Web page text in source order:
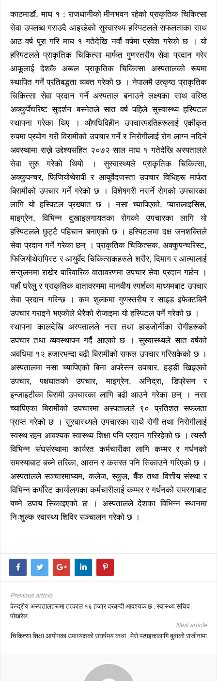
काठमाडौं, माघ १ : राजधानीको मीनभवन रहेको प्राकृतिक चिकित्सा
सेवा उपलब्ध गराउदै आइरहेको सुस्वास्थ्य हस्पिटलले सफलताका साथ
आठ वर्ष पूरा गरि माघ १ गतेदेखि नवौं वर्षमा प्रवेश गरेको छ । यो
हस्पिटलले प्राकृतिक चिकित्सा मार्फत गुणस्तरीय सेवा प्रदान गरेर
आफूलाई देशकै अब्बल प्राकृतिक चिकित्सा अस्पतालको रूपमा
स्थापित गर्ने प्रतिबद्धता व्यक्त गरेको छ । नेपालमै उत्कृष्ठ प्राकृतिक
चिकित्सा सेवा प्रदान गर्ने अस्पताल बनाउने लक्ष्यका साथ वरिष्ठ
अक्कुपँचरिष्ट सुदर्शन बस्नेतले सात वर्ष पहिले सुस्वास्थ्य हस्पिटल
स्थापना गरेका थिए । औषधिविहीन उपचारपद्दतिहरूलाई एकीकृत
रुपमा प्रयोग गरी विरामीको उपचार गर्ने र निरोगीलाई रोग लाग्न नदिने
अवस्थामा राख्ने उद्देश्यसहित २०७२ साल माघ १ गतेदेखि अस्पतालले
सेवा सुरु गरेको थियो । सुस्वास्थ्यले प्राकृतिक चिकित्सा,
अक्कुपन्चर, फिजियोथेरापी र आयुर्वेदजस्ता उपचार विधिहरू मार्फत
बिरामीको उपचार गर्ने गरेको छ । विशेषगरी नसर्ने रोगको उपचारका
लागि यो हस्पिटल प्रख्यात छ । नसा च्यापिएको, प्यारालाइसिस,
माइग्रेन, विभिन्न दुखाइलगायतका रोगको उपचारका लागि यो
हस्पिटलले छुट्टै पहिचान बनाएको छ । हस्पिटलमा दक्ष जनशक्तिले
सेवा प्रदान गर्ने गरेका छन् । प्राकृतिक चिकित्सक, अक्कुपन्चरिस्ट,
फिजियोथेरापिस्ट र आयुर्वेद चिकित्सकहरुले शरीर, दिमाग र आत्मालाई
सन्तुलनमा राखेर पारिवारिक वातावरणमा उपचार सेवा प्रदान गर्छन ।
यहाँ घरेलु र प्राकृतिक वातावरणमा मानवीय स्पर्शका माध्यमबाट उपचार
सेवा प्रदान गरिन्छ । कम शुल्कमा गुणस्तरीय र साइड इफेक्टबिनै
उपचार गराइने भएकोले धेरैको रोजाइमा यो हस्पिटल पर्ने गरेको छ ।
स्थापना कालदेखि अस्पतालले नसा तथा हाडजोर्नीका रोगीहरूको
उपचार तथा व्यवस्थापन गर्दै आएको छ । सुस्वास्थ्यले सात वर्षको
अवधिमा १२ हजारभन्दा बढी बिरामीको सफल उपचार गरिसकेको छ ।
अस्पतालमा नसा च्यापिएको बिना अपरेसन उपचार, हड्डी खिइएको
उपचार, पक्षघातको उपचार, माइग्रेन, अनिद्रा, डिप्रेसन र
इन्जाइटीका बिरामी उपचारका लागि बढी आउने गरेका छन् । नसा
च्यापिएका बिरामीको उपचारमा अस्पतालले ९० प्रतिशत सफलता
प्राप्त गरेको छ । सुस्वास्थ्यले उपचारका साथै रोगी तथा निरोगीलाई
स्वस्थ रहन आवश्यक स्वास्थ्य शिक्षा पनि प्रदान गरिरहेको छ । त्यस्तै
विभिन्न संघसंस्थामा कार्यरत कर्मचारीका लागि कम्मर र गर्धनको
समस्याबाट बच्ने तरिका, आसन र कसरत पनि सिकाउने गरिएको छ ।
अस्पतालले सञ्चारमाध्यम, कलेज, स्कुल, बैँक तथा वित्तीय संस्था र
विभिन्न कर्पोरेट कार्यालयका कर्मचारीलाई कम्मर र गर्धनको समस्याबाट
बच्ने उपाय सिकाइएको छ । अस्पतालले देशका विभिन्न स्थानमा
निःशुल्क स्वास्थ्य शिविर सञ्चालन गरेको छ ।
Previous article
केन्द्रीय अस्पतालहरूमा तत्काल १६ हजार दरबन्दी आवश्यक छ : स्वास्थ्य सचिव
पोखरेल
Next article
चिकित्सा शिक्षा आयोगका उपाध्यक्षको संघर्षमय कथा : मेरो पढाइकालागि बुवाको राजीनामा